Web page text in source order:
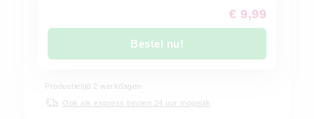
€ 9,99
Bestel nu!
Productietijd 2 werkdagen
Ook als express binnen 24 uur mogelijk